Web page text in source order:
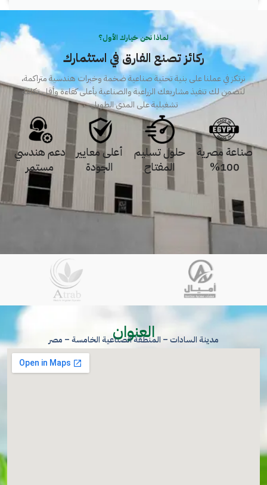
لماذا نحن خيارك الأول؟
ركائز تصنع الفارق في استثمارك
نرتكز في عملنا على بنية تحتية صناعية ضخمة وخبرات هندسية متراكمة،
لنضمن لك تنفيذ مشاريعك الزراعية والصناعية بأعلى كفاءة وأقل تكلفة
تشغيلية على المدى الطويل.
صناعة مصرية
100%
حلول تسليم
المفتاح
أعلى معايير
الجودة
دعم هندسي
مستمر
العنوان
مدينة السادات – المنطقة الصناعية الخامسة – مصر